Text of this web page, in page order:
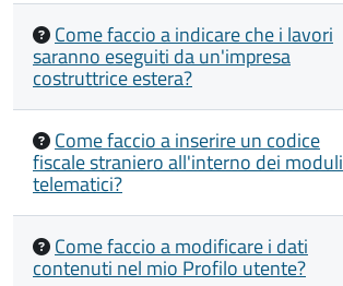
Come faccio a indicare che i lavori
saranno eseguiti da un'impresa
costruttrice estera?
Come faccio a inserire un codice
fiscale straniero all'interno dei moduli
telematici?
Come faccio a modificare i dati
contenuti nel mio Profilo utente?